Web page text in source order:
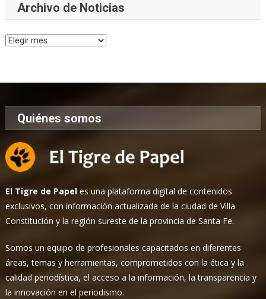
Archivo de Noticias
Archivo
Quiénes somos
El Tigre de Papel es una plataforma digital de contenidos
exclusivos, con información actualizada de la ciudad de Villa
Constitución y la región sureste de la provincia de Santa Fe.
Somos un equipo de profesionales capacitados en diferentes
áreas, temas y herramientas, comprometidos con la ética y la
calidad periodística, el acceso a la información, la transparencia y
la innovación en el periodismo.